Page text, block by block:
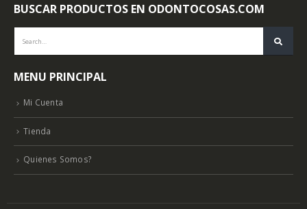
BUSCAR PRODUCTOS EN ODONTOCOSAS.COM
MENU PRINCIPAL
Mi Cuenta
Tienda
Quienes Somos?